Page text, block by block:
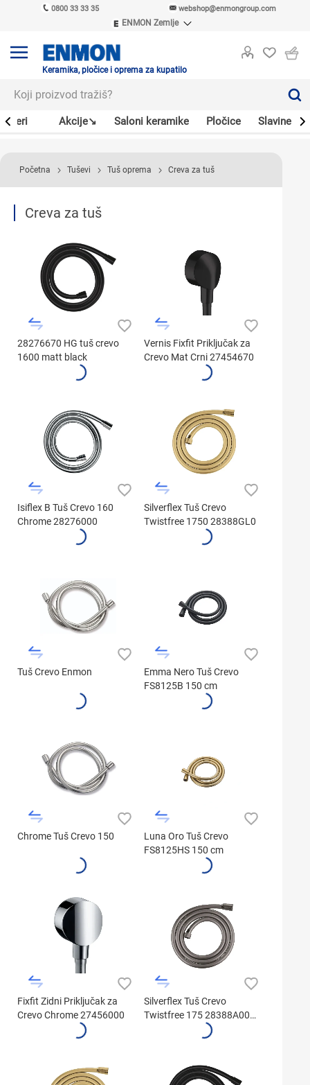
0800 33 33 35 webshop@enmongroup.com
ENMON Zemlje
ENMON MKD
Keramika, pločice i oprema za kupatilo
Akcije↘ Saloni keramike Pločice Slavine
Početna Tuševi Tuš oprema Creva za tuš
Creva za tuš
28276670 HG tuš crevo
1600 matt black
Vernis Fixfit Priključak za
Crevo Mat Crni 27454670
Isiflex B Tuš Crevo 160
Chrome 28276000
Silverflex Tuš Crevo
Twistfree 1750 28388GL0
Tuš Crevo Enmon
Emma Nero Tuš Crevo
FS8125B 150 cm
Chrome Tuš Crevo 150
Luna Oro Tuš Crevo
FS8125HS 150 cm
Fixfit Zidni Priključak za
Crevo Chrome 27456000
Silverflex Tuš Crevo
Twistfree 175 28388A00